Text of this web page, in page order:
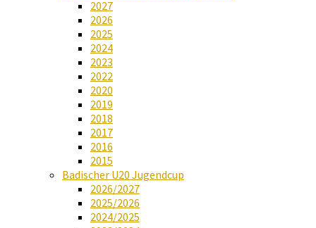
2027
2026
2025
2024
2023
2022
2020
2019
2018
2017
2016
2015
Badischer U20 Jugendcup
2026/2027
2025/2026
2024/2025